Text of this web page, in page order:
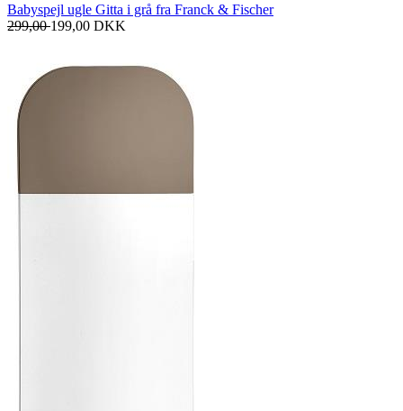
Babyspejl ugle Gitta i grå fra Franck & Fischer
299,00199,00 DKK